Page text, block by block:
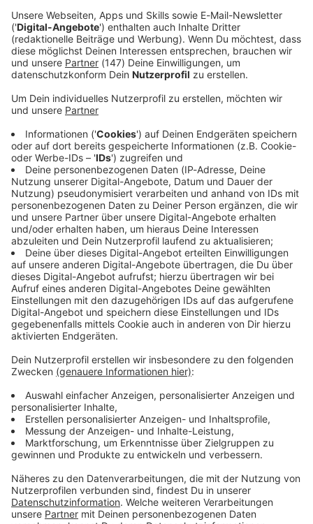
Immer auf dem Laufenden
bleiben!
Verpass' nichts mehr - mit unserem kostenlosen
ANTENNE BAYERN Newsletter. Ob Nachrichten,
Lifestyle oder unsere neuesten Aktionen - wir
informieren dich.
Zum Newsletter anmelden